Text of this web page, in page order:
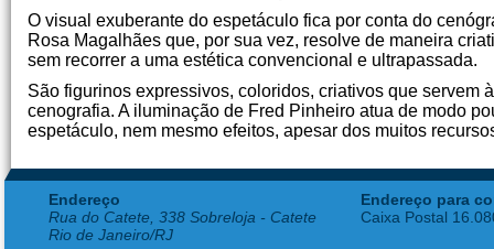
O visual exuberante do espetáculo fica por conta do
Rosa Magalhães que, por sua vez, resolve de maneira
sem recorrer a uma estética convencional e ultrapassada.
São figurinos expressivos, coloridos, criativos que
cenografia. A iluminação de Fred Pinheiro atua de modo
espetáculo, nem mesmo efeitos, apesar dos muitos
Endereço
Rua do Catete, 338 Sobreloja - Catete
Rio de Janeiro/RJ
Endereço para
Caixa Postal